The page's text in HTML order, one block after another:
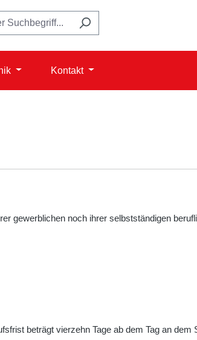
Kontakt
gewerblichen noch ihrer selbstständigen
beträgt vierzehn Tage ab dem Tag an dem